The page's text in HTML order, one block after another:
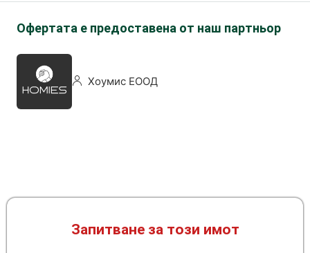
Офертата е предоставена от наш партньор
Хоумис ЕООД
Запитване за този имот